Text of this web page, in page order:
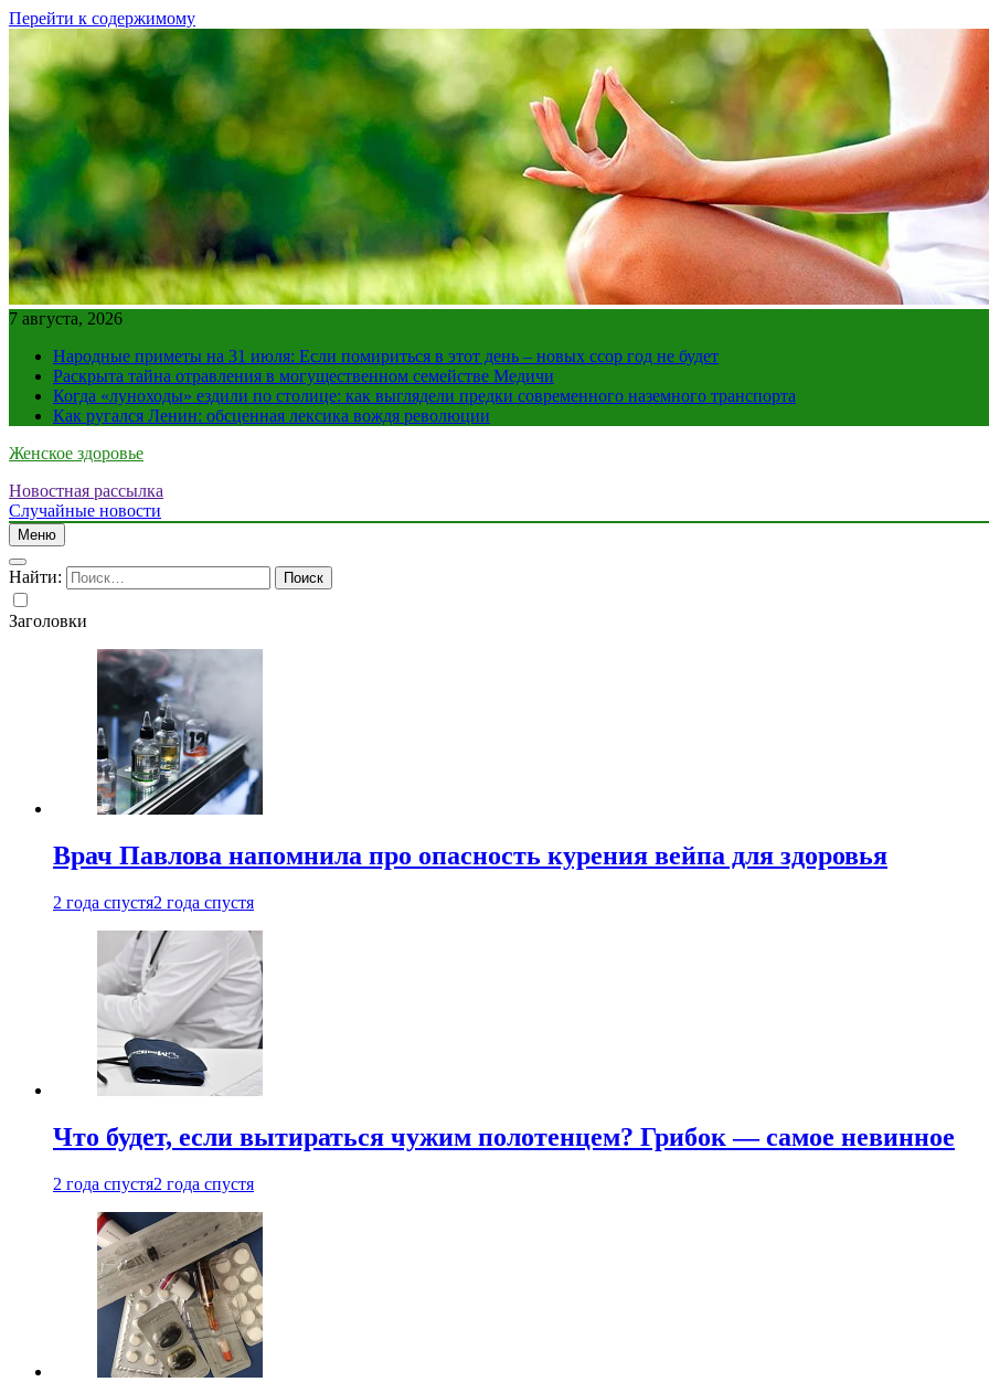
Перейти к содержимому
7 августа, 2026
Народные приметы на 31 июля: Если помириться в этот день – новых ссор год не будет
Раскрыта тайна отравления в могущественном семействе Медичи
Когда «луноходы» ездили по столице: как выглядели предки современного наземного транспорта
Как ругался Ленин: обсценная лексика вождя революции
Женское здоровье
Новостная рассылка
Случайные новости
Меню
Найти:
Заголовки
Врач Павлова напомнила про опасность курения вейпа для здоровья
2 года спустя2 года спустя
Что будет, если вытираться чужим полотенцем? Грибок — самое невинное
2 года спустя2 года спустя